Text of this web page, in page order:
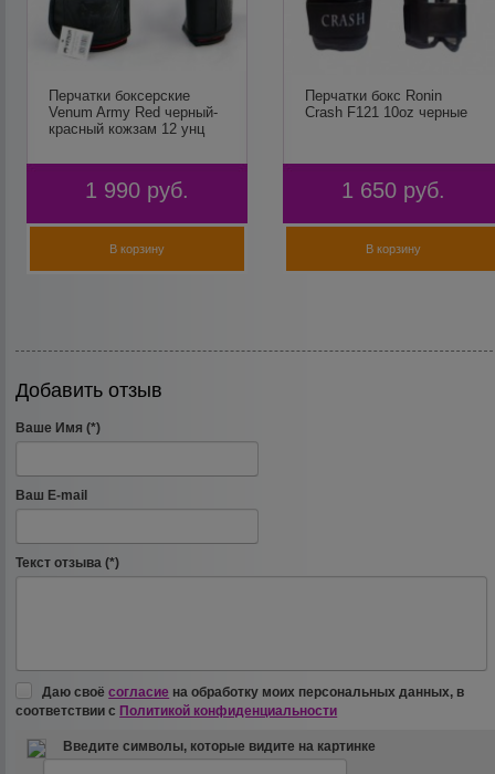
Перчатки боксерские
Venum Army Red черный-
красный кожзам 12 унц
1 990 руб.
В корзину
Перчатки бокс Ronin
Crash F121 10oz черные
1 650 руб.
В корзину
Добавить отзыв
Ваше Имя (*)
Ваш E-mail
Текст отзыва (*)
Даю своёсогласие на обработку моих персональных данных, в
соответствии с Политикой конфиденциальности
Введите символы, которые видите на картинке